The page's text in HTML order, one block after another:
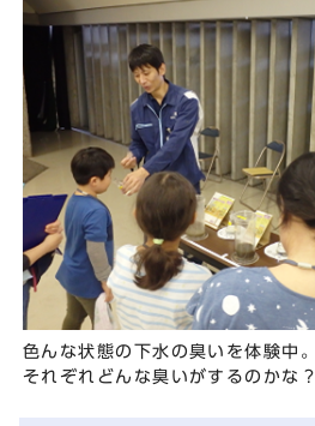
色んな状態の下水の臭いを体験中。
それぞれどんな臭いがするのかな？